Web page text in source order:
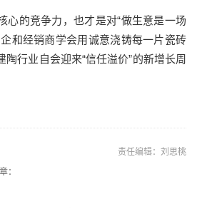
心的竞争力，也才是对“做生意是一场
和经销商学会用诚意浇铸每一片瓷砖
陶行业自会迎来“信任溢价”的新增长周
责任编辑：刘思桃
：